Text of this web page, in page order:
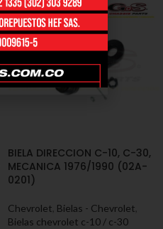
BIELA DIRECCION C-10, C-30,
MECANICA 1976/1990 (02A-
0201)
Chevrolet Bielas - Chevrolet
Bielas chevrolet c-10 / c-30